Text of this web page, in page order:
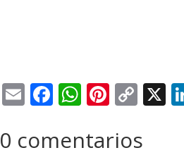
EmailFacebook X
0 comentarios